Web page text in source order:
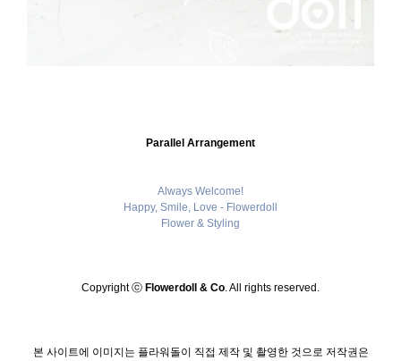
Parallel Arrangement
Always Welcome!
Happy, Smile, Love - Flowerdoll
Flower & Styling
Copyright ⓒ Flowerdoll & Co. All rights reserved.
본 사이트에 이미지는 플라워돌이 직접 제작 및 촬영한 것으로 저작권은